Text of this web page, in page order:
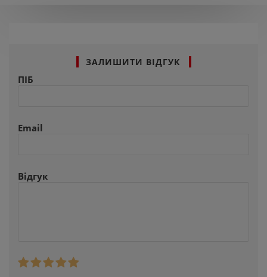
ЗАЛИШИТИ ВІДГУК
ПІБ
Email
Відгук